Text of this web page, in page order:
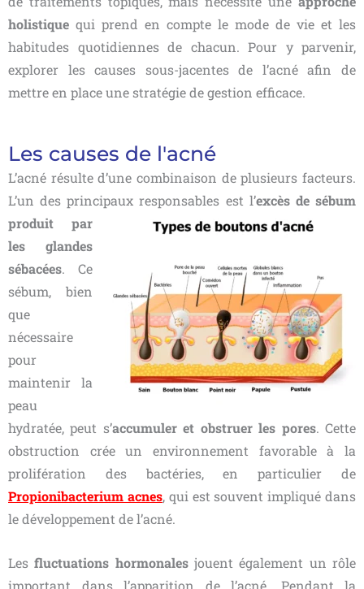
holistique qui prend en compte le mode de vie et les
habitudes quotidiennes de chacun. Pour y parvenir,
explorer les causes sous-jacentes de l’acné afin de
mettre en place une stratégie de gestion efficace.
Les causes de l'acné
L’acné résulte d’une combinaison de plusieurs facteurs.
L’un des principaux responsables est l’excès de sébum
produit par
les glandes
sébacées. Ce
sébum, bien
que
nécessaire
pour
maintenir la
peau
hydratée, peut s’accumuler et obstruer les pores. Cette
obstruction crée un environnement favorable à la
prolifération des bactéries, en particulier de
Propionibacterium acnes, qui est souvent impliqué dans
le développement de l’acné.
Lesfluctuations hormonalesjouent également un rôle
important dans l’apparition de l’acné. Pendant la